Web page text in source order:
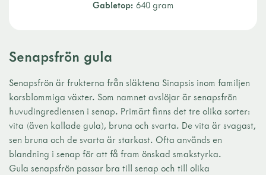
Gabletop: 640 gram
Senapsfrön gula
Senapsfrön är frukterna från släktena Sinapsis inom familjen
korsblommiga växter. Som namnet avslöjar är senapsfrön
huvudingrediensen i senap. Primärt finns det tre olika sorter:
vita (även kallade gula), bruna och svarta. De vita är svagast,
sen bruna och de svarta är starkast. Ofta används en
blandning i senap för att få fram önskad smakstyrka.
Gula senapsfrön passar bra till senap och till olika